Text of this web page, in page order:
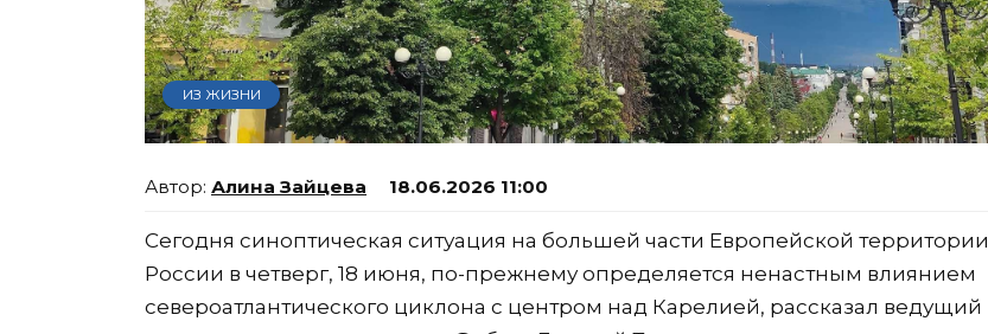
ИЗ ЖИЗНИ
Алина Зайцева 18.06.2026 11:00
Сегодня синоптическая ситуация на большей части Европейской территории
России в четверг, 18 июня, по-прежнему определяется ненастным влиянием
североатлантического циклона с центром над Карелией, рассказал ведущий